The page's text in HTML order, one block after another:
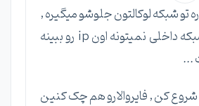
تو شبکه لوکالتون جلوشو میگیره ,
ip رو میزنن تو شبکه داخلی نمیتونه اون ip رو ببینه
...
حالا شما از ping شروع کن , فایروالارو هم چک کنین